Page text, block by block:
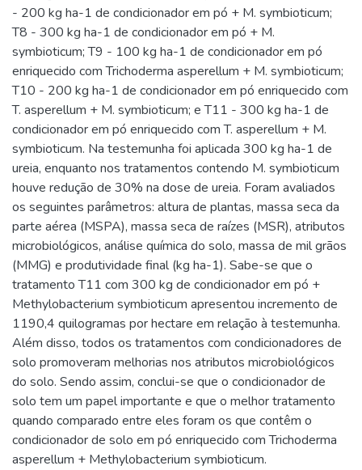
- 200 kg ha-1 de condicionador em pó + M. symbioticum;
T8 - 300 kg ha-1 de condicionador em pó + M.
symbioticum; T9 - 100 kg ha-1 de condicionador em pó
enriquecido com Trichoderma asperellum + M. symbioticum;
T10 - 200 kg ha-1 de condicionador em pó enriquecido com
T. asperellum + M. symbioticum; e T11 - 300 kg ha-1 de
condicionador em pó enriquecido com T. asperellum + M.
symbioticum. Na testemunha foi aplicada 300 kg ha-1 de
ureia, enquanto nos tratamentos contendo M. symbioticum
houve redução de 30% na dose de ureia. Foram avaliados
os seguintes parâmetros: altura de plantas, massa seca da
parte aérea (MSPA), massa seca de raízes (MSR), atributos
microbiológicos, análise química do solo, massa de mil grãos
(MMG) e produtividade final (kg ha-1). Sabe-se que o
tratamento T11 com 300 kg de condicionador em pó +
Methylobacterium symbioticum apresentou incremento de
1190,4 quilogramas por hectare em relação à testemunha.
Além disso, todos os tratamentos com condicionadores de
solo promoveram melhorias nos atributos microbiológicos
do solo. Sendo assim, conclui-se que o condicionador de
solo tem um papel importante e que o melhor tratamento
quando comparado entre eles foram os que contêm o
condicionador de solo em pó enriquecido com Trichoderma
asperellum + Methylobacterium symbioticum.